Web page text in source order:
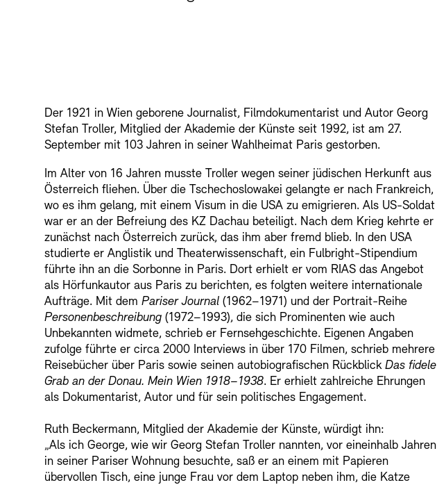
Der 1921 in Wien geborene Journalist, Filmdokumentarist und Autor Georg
Stefan Troller, Mitglied der Akademie der Künste seit 1992, ist am 27.
September mit 103 Jahren in seiner Wahlheimat Paris gestorben.
Im Alter von 16 Jahren musste Troller wegen seiner jüdischen Herkunft aus
Österreich fliehen. Über die Tschechoslowakei gelangte er nach Frankreich,
wo es ihm gelang, mit einem Visum in die USA zu emigrieren. Als US-Soldat
war er an der Befreiung des KZ Dachau beteiligt. Nach dem Krieg kehrte er
zunächst nach Österreich zurück, das ihm aber fremd blieb. In den USA
studierte er Anglistik und Theaterwissenschaft, ein Fulbright-Stipendium
führte ihn an die Sorbonne in Paris. Dort erhielt er vom RIAS das Angebot
als Hörfunkautor aus Paris zu berichten, es folgten weitere internationale
Aufträge. Mit dem Pariser Journal (1962–1971) und der Portrait-Reihe
Personenbeschreibung (1972–1993), die sich Prominenten wie auch
Unbekannten widmete, schrieb er Fernsehgeschichte. Eigenen Angaben
zufolge führte er circa 2000 Interviews in über 170 Filmen, schrieb mehrere
Reisebücher über Paris sowie seinen autobiografischen Rückblick Das fidele
Grab an der Donau. Mein Wien 1918–1938. Er erhielt zahlreiche Ehrungen
als Dokumentarist, Autor und für sein politisches Engagement.
Ruth Beckermann, Mitglied der Akademie der Künste, würdigt ihn:
„Als ich George, wie wir Georg Stefan Troller nannten, vor eineinhalb Jahren
in seiner Pariser Wohnung besuchte, saß er an einem mit Papieren
übervollen Tisch, eine junge Frau vor dem Laptop neben ihm, die Katze